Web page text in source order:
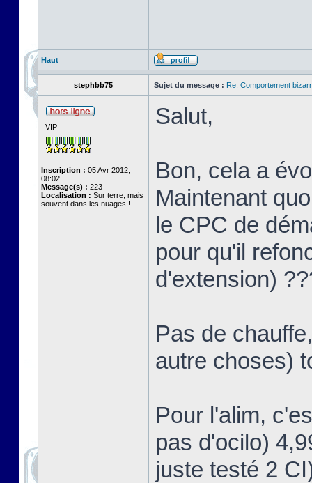
Haut
stephbb75 Sujet du message : Re: Comportement
VIP
Inscription : 05 Avr 2012,
08:02
Message(s) : 223
Localisation : Sur terre, mais
souvent dans les nuages !
Salut,
Bon, cela a
Maintenant
le CPC de
pour qu'il
d'extension)
Pas de
autre choses)
Pour l'alim,
pas d'ocilo)
juste testé 2